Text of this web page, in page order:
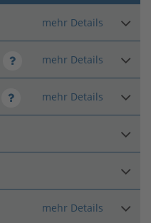
mehr Details
verzinkt
verzinkt +
mehr Details
mehr Details
mehr Details